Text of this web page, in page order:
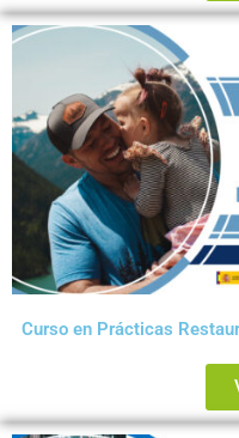
Curso en Prácticas